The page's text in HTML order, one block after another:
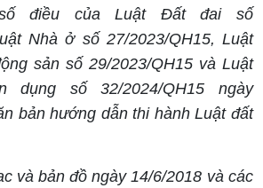
điều của Luật Đất đai số
Nhà ở số 27/2023/QH15, Luật
sản số 29/2023/QH15 và Luật
số 32/2024/QH15 ngày
bản hướng dẫn thi hành Luật đất
và bản đồ ngày 14/6/2018 và các